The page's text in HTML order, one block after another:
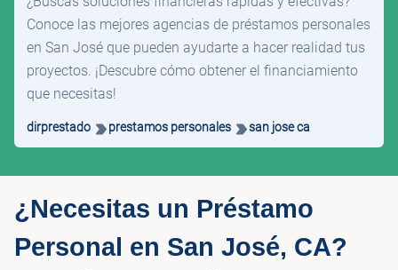
Conoce las mejores agencias de préstamos personales
en San José que pueden ayudarte a hacer realidad tus
proyectos. ¡Descubre cómo obtener el financiamiento
que necesitas!
dirprestado prestamos personales san jose ca
¿Necesitas un Préstamo
Personal en San José, CA?